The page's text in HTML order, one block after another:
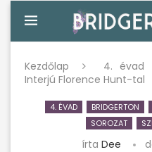
Kezdőlap 4. évad
Interjú Florence Hunt-tal
4. ÉVAD BRIDGERTON
SOROZAT
írta Dee